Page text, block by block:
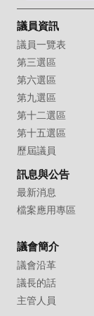
議員資訊
議員一覽表
第三選區
第六選區
第九選區
第十二選區
第十五選區
歷屆議員
訊息與公告
最新消息
檔案應用專區
議會簡介
議會沿革
議長的話
主管人員